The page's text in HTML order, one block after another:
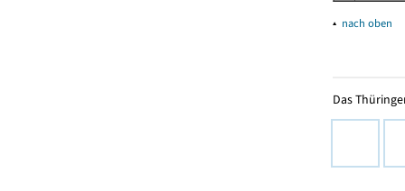
▴ nach oben
Das